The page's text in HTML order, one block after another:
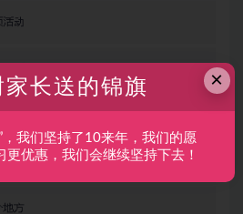
×
家长送的锦旗
，我们坚持了10来年，我们的愿
更优惠，我们会继续坚持下去！